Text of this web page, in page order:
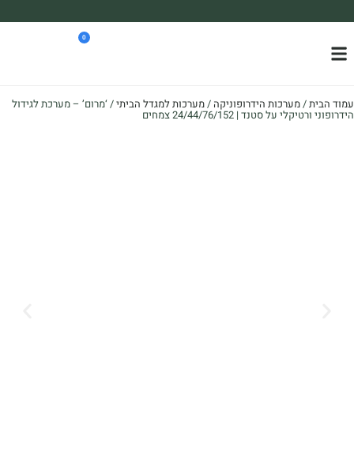
0
עמוד הבית/מערכות הידרופוניקה /מערכות למגדל הביתי/ ‘מרום’ – מערכת לגידול
הידרופוני ורטיקלי על סטנד | 24/44/76/152 צמחים